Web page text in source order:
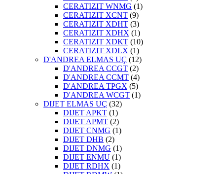
CERATIZIT WNMG (1)
CERATIZIT XCNT (9)
CERATIZIT XDHT (3)
CERATIZIT XDHX (1)
CERATIZIT XDKT (10)
CERATIZIT XDLX (1)
D'ANDREA ELMAS UÇ (12)
D'ANDREA CCGT (2)
D'ANDREA CCMT (4)
D'ANDREA TPGX (5)
D'ANDREA WCGT (1)
DIJET ELMAS UÇ (32)
DIJET APKT (1)
DIJET APMT (2)
DIJET CNMG (1)
DIJET DHB (2)
DIJET DNMG (1)
DIJET ENMU (1)
DIJET RDHX (1)